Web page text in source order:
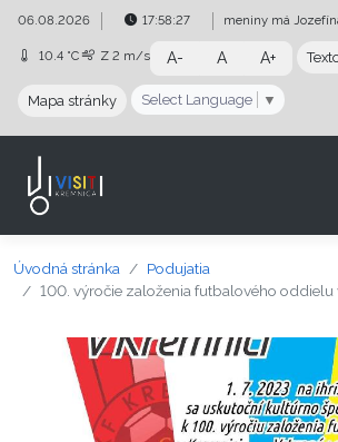
Preskočiť na obsah
Preskočiť na hlavné menu
06.08.2026 17:58:28 meniny má
10.4 °C Z 2 m/s A- A A+
Mapa stránky Select Language ▼
Úvodná stránka
Podujatia
100. výročie založenia futbalového oddielu